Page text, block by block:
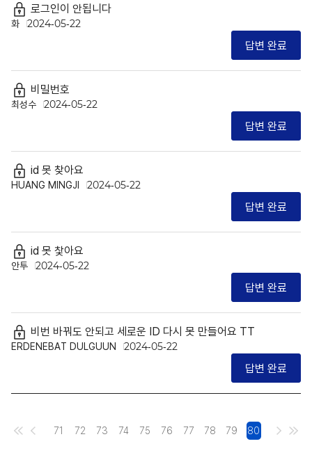
로그인이 안됩니다
화 2024-05-22
답변 완료
비밀번호
최성수 2024-05-22
답변 완료
id 못 찾아요
HUANG MINGJI 2024-05-22
답변 완료
id 못 찿아요
안투 2024-05-22
답변 완료
비번 바꿔도 안되고 세로운 ID 다시 못 만들어요 TT
ERDENEBAT DULGUUN 2024-05-22
답변 완료
71 72 73 74 75 76 77 78 79 80